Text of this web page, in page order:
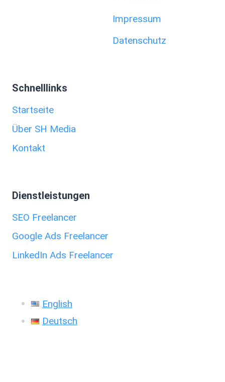
Impressum
Datenschutz
Schnelllinks
Startseite
Über SH Media
Kontakt
Dienstleistungen
SEO Freelancer
Google Ads Freelancer
LinkedIn Ads Freelancer
English
Deutsch